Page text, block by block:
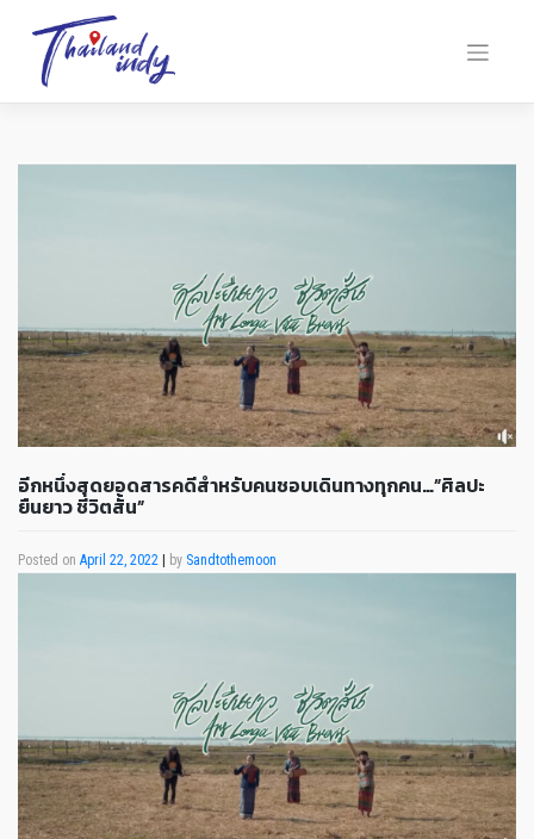
อีกหนึ่งสุดยอดสารคดีสำหรับคนชอบเดินทางทุกคน…”ศิลปะ
ยืนยาว ชีวิตสั้น”
Posted on April 22, 2022 by Sandtothemoon